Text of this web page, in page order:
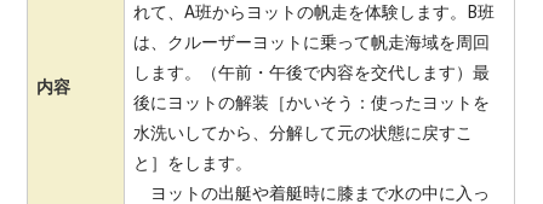
内容
れて、A班からヨットの帆走を体験します。B班
は、クルーザーヨットに乗って帆走海域を周回
します。（午前・午後で内容を交代します）最
後にヨットの解装［かいそう：使ったヨットを
水洗いしてから、分解して元の状態に戻すこ
と］をします。
ヨットの出艇や着艇時に膝まで水の中に入っ